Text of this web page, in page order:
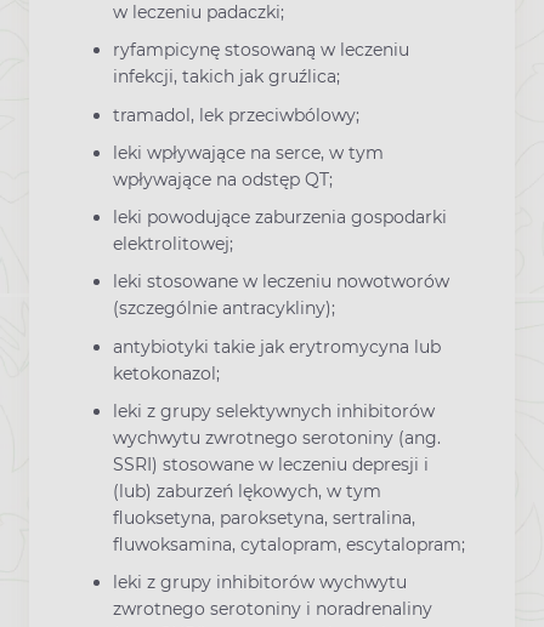
w leczeniu padaczki;
ryfampicynę stosowaną w leczeniu
infekcji, takich jak gruźlica;
tramadol, lek przeciwbólowy;
leki wpływające na serce, w tym
wpływające na odstęp QT;
leki powodujące zaburzenia gospodarki
elektrolitowej;
leki stosowane w leczeniu nowotworów
(szczególnie antracykliny);
antybiotyki takie jak erytromycyna lub
ketokonazol;
leki z grupy selektywnych inhibitorów
wychwytu zwrotnego serotoniny (ang.
SSRI) stosowane w leczeniu depresji i
(lub) zaburzeń lękowych, w tym
fluoksetyna, paroksetyna, sertralina,
fluwoksamina, cytalopram, escytalopram;
leki z grupy inhibitorów wychwytu
zwrotnego serotoniny i noradrenaliny